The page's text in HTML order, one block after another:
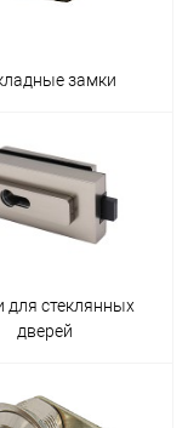
замки
для стеклянных
дверей